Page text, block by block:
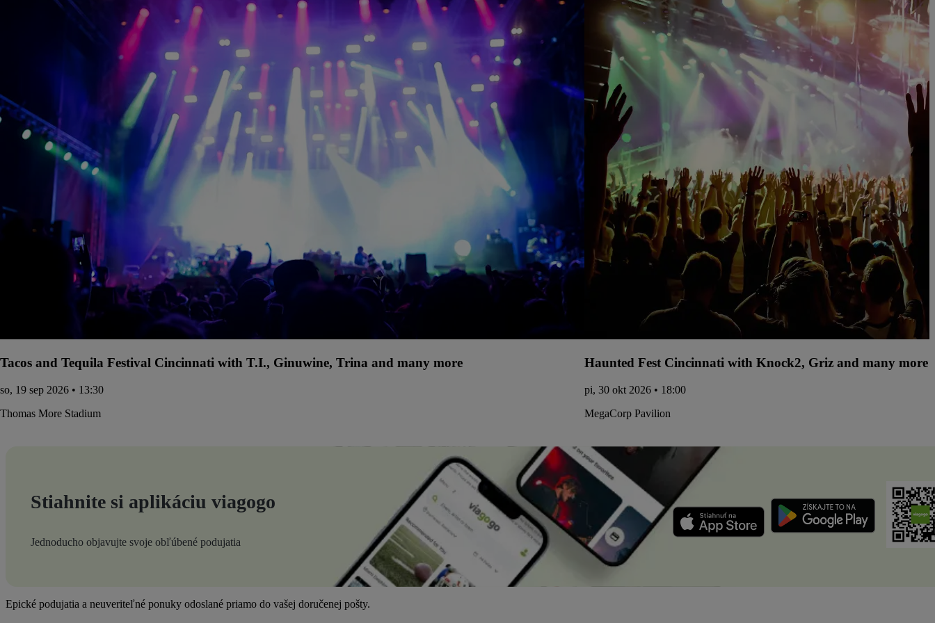
Tacos and Tequila Festival Cincinnati with T.I., Ginuwine, Trina and many more
so, 19 sep 2026 • 13:30
Thomas More Stadium
Haunted Fest Cincinnati with Knock2, Griz and many more
pi, 30 okt 2026 • 18:00
MegaCorp Pavilion
Stiahnite si aplikáciu viagogo
Jednoducho objavujte svoje obľúbené podujatia
Epické podujatia a neuveriteľné ponuky odoslané priamo do vašej doručenej pošty.